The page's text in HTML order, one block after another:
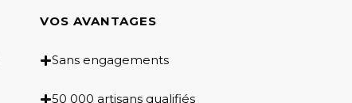
VOS AVANTAGES
Sans engagements
50 000 artisans qualifiés